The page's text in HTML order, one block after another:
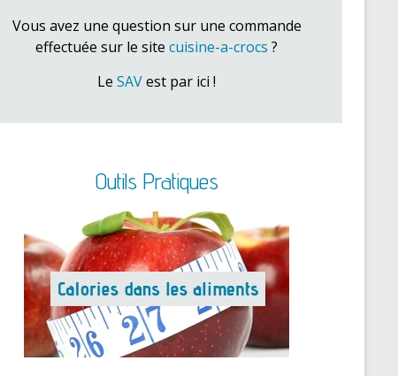
Vous avez une question sur une commande
effectuée sur le site cuisine-a-crocs ?
Le SAVest par ici !
Outils Pratiques